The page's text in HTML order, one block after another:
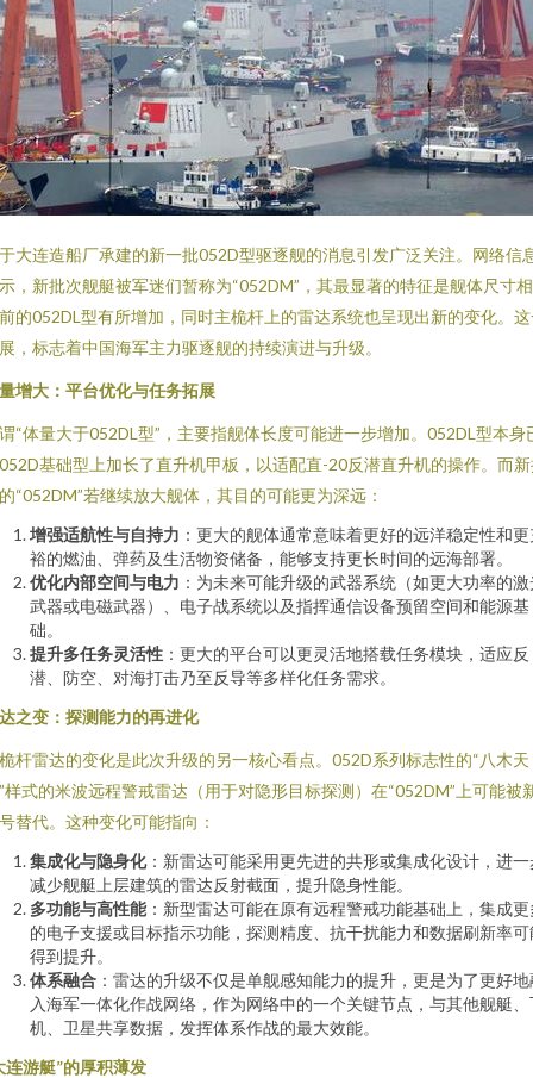
大连造船厂承建的新一批052D型驱逐舰的消息引发广泛关注。网络信
，新批次舰艇被军迷们暂称为“052DM”，其最显著的特征是舰体尺寸
的052DL型有所增加，同时主桅杆上的雷达系统也呈现出新的变化。
，标志着中国海军主力驱逐舰的持续演进与升级。
增大：平台优化与任务拓展
“体量大于052DL型”，主要指舰体长度可能进一步增加。052DL型本身
基础型上加长了直升机甲板，以适配直-20反潜直升机的操作。而
“052DM”若继续放大舰体，其目的可能更为深远：
增强适航性与自持力 ：更大的舰体通常意味着更好的远洋稳定性和
裕的燃油、弹药及生活物资储备，能够支持更长时间的远海部署。
优化内部空间与电力 ：为未来可能升级的武器系统（如更大功率的
武器或电磁武器）、电子战系统以及指挥通信设备预留空间和能源基
础。
提升多任务灵活性 ：更大的平台可以更灵活地搭载任务模块，适应反
潜、防空、对海打击乃至反导等多样化任务需求。
之变：探测能力的再进化
杆雷达的变化是此次升级的另一核心看点。052D系列标志性的“八木天
样式的米波远程警戒雷达（用于对隐形目标探测）在“052DM”上可能被
替代。这种变化可能指向：
集成化与隐身化：新雷达可能采用更先进的共形或集成化设计，进一
减少舰艇上层建筑的雷达反射截面，提升隐身性能。
多功能与高性能：新型雷达可能在原有远程警戒功能基础上，集成更
的电子支援或目标指示功能，探测精度、抗干扰能力和数据刷新率可
得到提升。
体系融合 ：雷达的升级不仅是单舰感知能力的提升，更是为了更好地
入海军一体化作战网络，作为网络中的一个关键节点，与其他舰艇、
机、卫星共享数据，发挥体系作战的最大效能。
连游艇”的厚积薄发